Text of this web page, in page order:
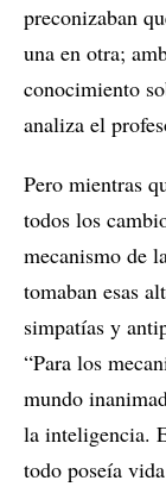
preconizaban
una en otra;
conocimiento
analiza el
Pero mientras
todos los
mecanismo de
tomaban esas
simpatías y
“Para los
mundo
la inteligencia.
todo poseía